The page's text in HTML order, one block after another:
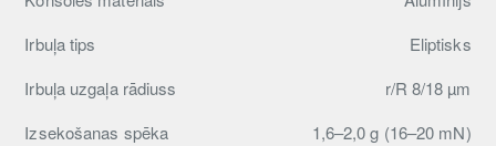
Irbuļa tips
Eliptisks
Irbuļa uzgaļa rādiuss
r/R 8/18 µm
Izsekošanas spēka
1,6–2,0 g (16–20 mN)